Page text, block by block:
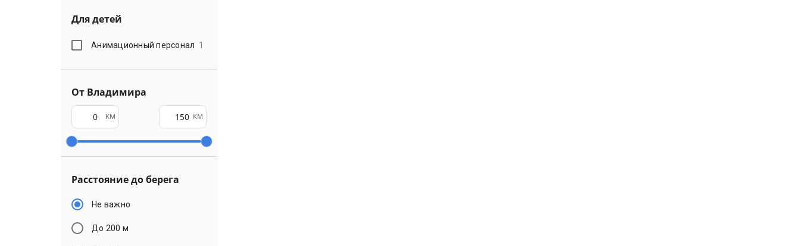
Для детей
Анимационный персонал 1
От Владимира
км км
Расстояние до берега
Не важно
До 200 м